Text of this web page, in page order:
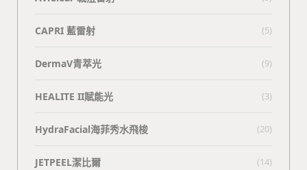
CAPRI 藍雷射 (5)
DermaV青萃光 (9)
HEALITE II賦能光 (3)
HydraFacial海菲秀水飛梭 (20)
JETPEEL潔比爾 (14)